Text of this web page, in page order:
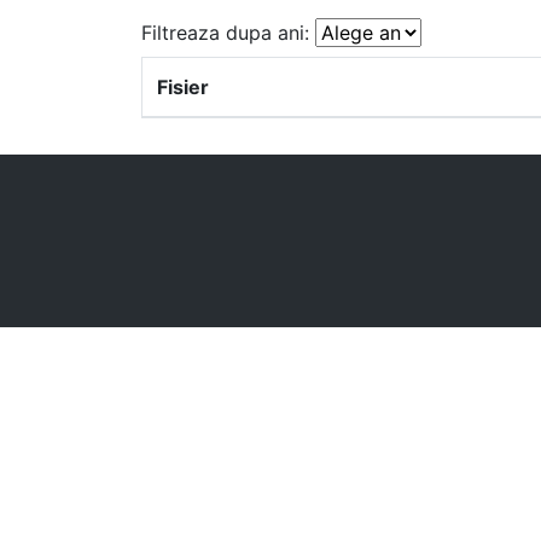
Filtreaza dupa ani:
Fisier